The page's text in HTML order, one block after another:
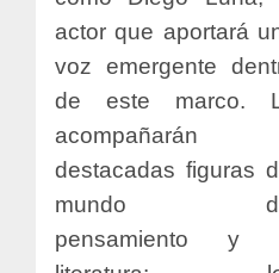
actor que aportará
voz emergente
de este marco.
acompañarán
destacadas figuras
mundo
pensamiento y